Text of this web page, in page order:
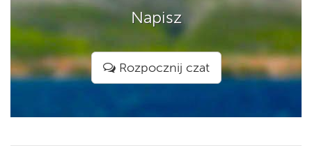
Napisz
Rozpocznij czat